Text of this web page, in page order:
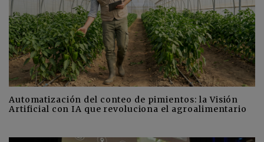
Automatización del conteo de pimientos: la Visión
Artificial con IA que revoluciona el agroalimentario